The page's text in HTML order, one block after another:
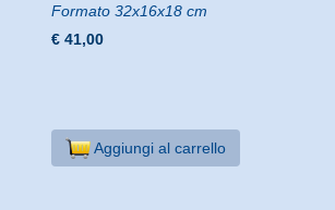
Formato 32x16x18 cm
€ 41,00
Aggiungi al carrello